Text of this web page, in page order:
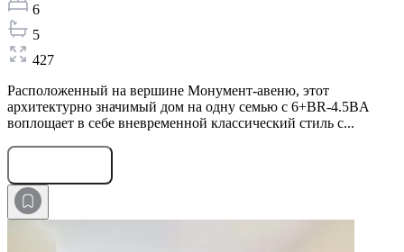
6
5
427
Расположенный на вершине Монумент-авеню, этот
архитектурно значимый дом на одну семью с 6+BR-4.5BA
воплощает в себе вневременной классический стиль с...